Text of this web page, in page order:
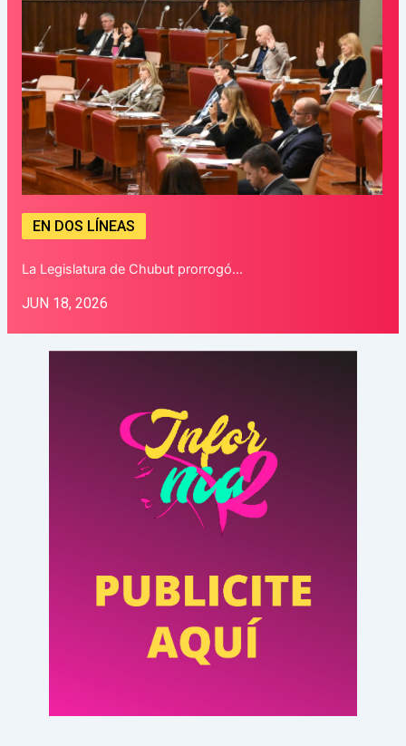
EN DOS LÍNEAS
La Legislatura de Chubut prorrogó…
JUN 18, 2026